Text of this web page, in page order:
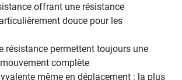
offrant une résistance
douce pour les
résistance permettent toujours une
complète
même en déplacement : la plus